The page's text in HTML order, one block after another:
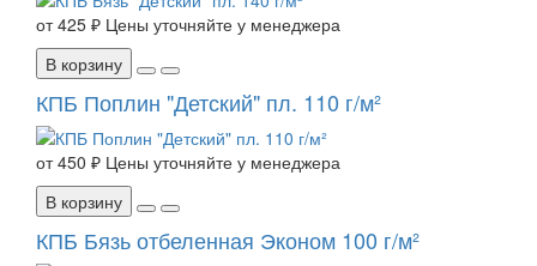
от 425 ₽ Цены уточняйте у менеджера
В корзину
КПБ Поплин "Детский" пл. 110 г/м²
от 450 ₽ Цены уточняйте у менеджера
В корзину
КПБ Бязь отбеленная Эконом 100 г/м²